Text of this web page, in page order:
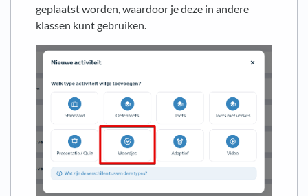
geplaatst worden, waardoor je deze in andere
klassen kunt gebruiken.